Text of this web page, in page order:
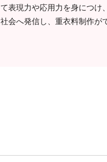
表現力や応用力を身につ
会へ発信し、重衣料制作